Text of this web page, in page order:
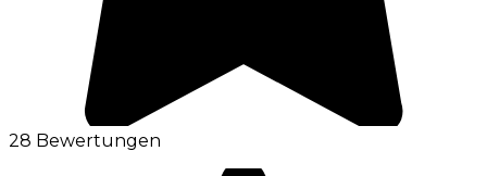
28 Bewertungen